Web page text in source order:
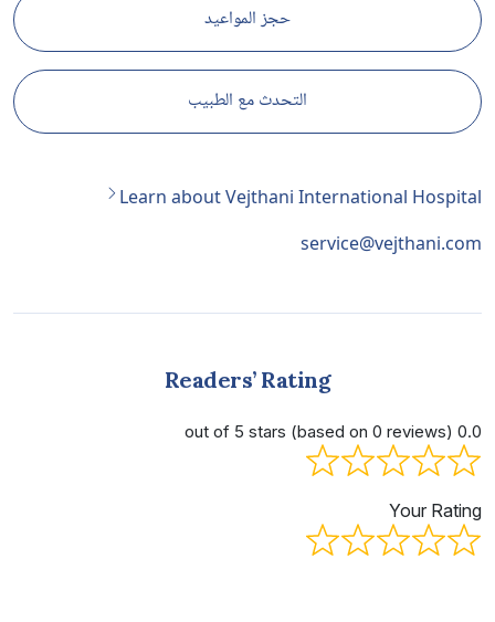
حجز المواعيد
التحدث مع الطبيب
Learn about Vejthani International Hospital
service@vejthani.com
Readers’ Rating
0.0 out of 5 stars (based on 0 reviews)
Your Rating